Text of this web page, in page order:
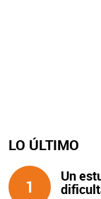
LO ÚLTIMO
1
Un